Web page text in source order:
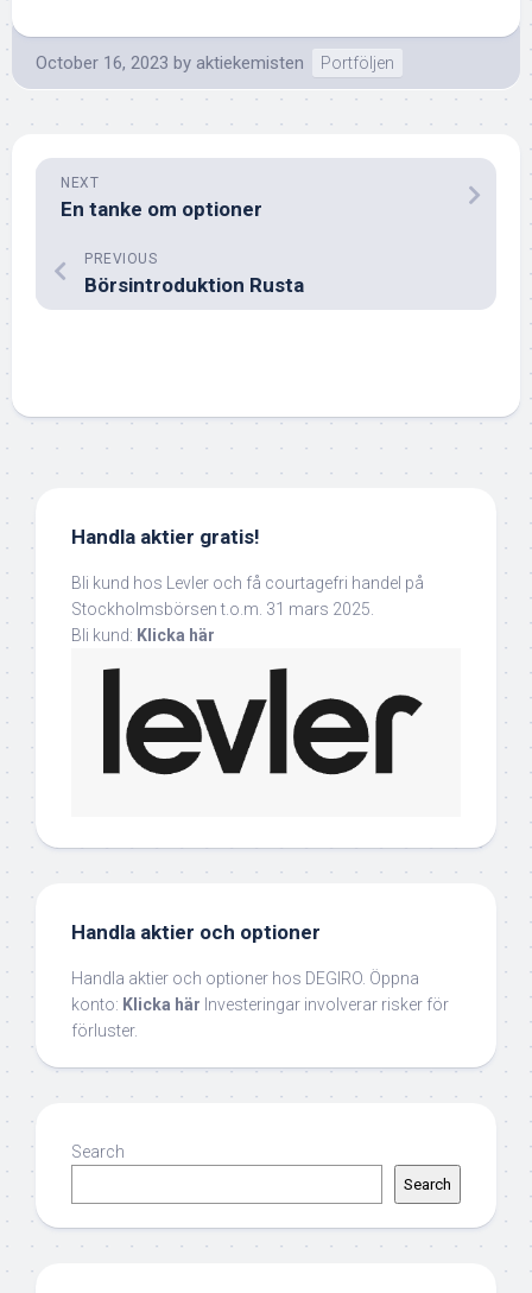
October 16, 2023 by aktiekemisten Portföljen
NEXT
En tanke om optioner
PREVIOUS
Börsintroduktion Rusta
Handla aktier gratis!
Bli kund hos Levler och få courtagefri handel på
Stockholmsbörsen t.o.m. 31 mars 2025.
Bli kund: Klicka här
Handla aktier och optioner
Handla aktier och optioner hos DEGIRO. Öppna
konto: Klicka här Investeringar involverar risker för
förluster.
Search
Search